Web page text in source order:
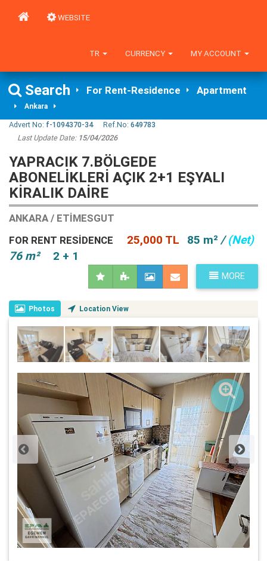
WEBSITE
MY ACCOUNT
CURRENCY
TR
Search For Rent-Residence Apartment
Ankara
Advert No: f-1094370-34 Ref.No: 649783
Last Update Date: 15/04/2026
YAPRACIK 7.BÖLGEDE
ABONELİKLERİ AÇIK 2+1 EŞYALI
KİRALIK DAİRE
ANKARA / ETIMESGUT
FOR RENT RESIDENCE
25,000 TL 85 m² /(Net)
76 m²
2 + 1
MORE
Photos Location View